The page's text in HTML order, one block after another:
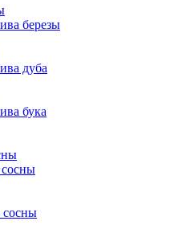
березы
дуба
бука
сосны